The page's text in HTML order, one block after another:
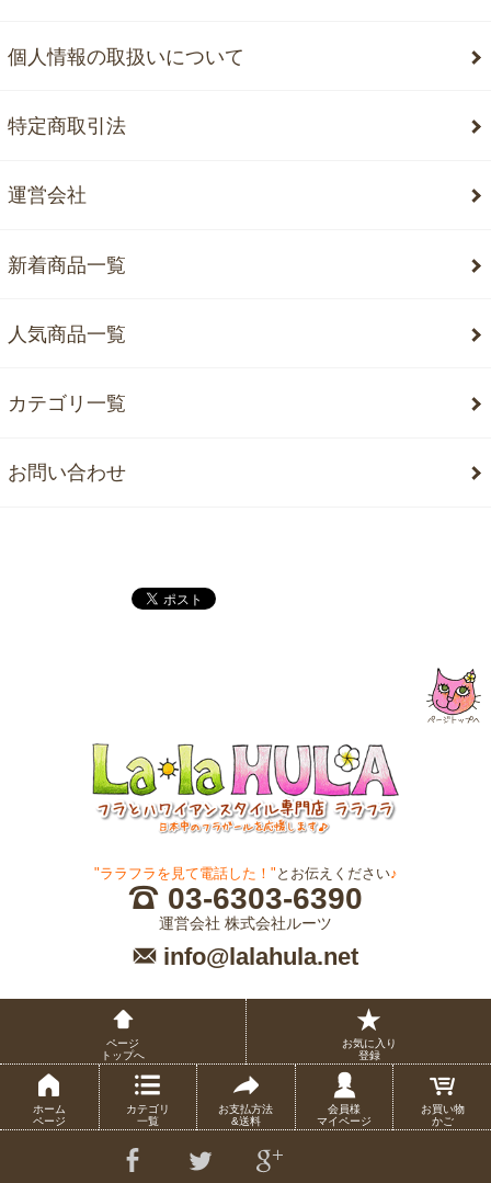
個人情報の取扱いについて
特定商取引法
運営会社
新着商品一覧
人気商品一覧
カテゴリ一覧
お問い合わせ
"ララフラを見て電話した！" とお伝えください♪
03-6303-6390
運営会社 株式会社ルーツ
info@lalahula.net
ページ
トップへ
お気に入り
登録
ホーム
ページ
カテゴリ
一覧
お支払方法
&送料
会員様
マイページ
お買い物
かご